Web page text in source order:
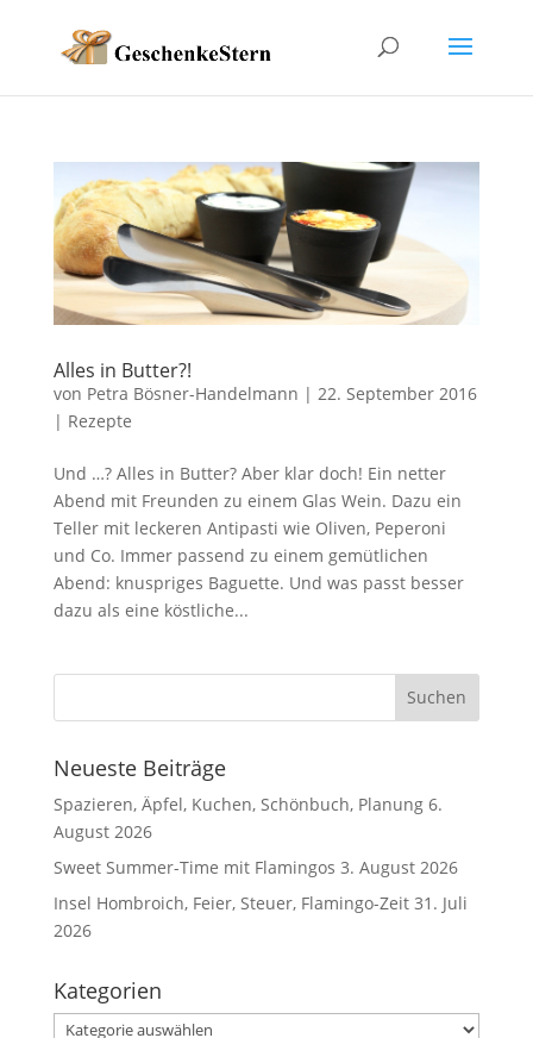
Alles in Butter?!
von Petra Bösner-Handelmann | 22. September 2016
| Rezepte
Und …? Alles in Butter? Aber klar doch! Ein netter
Abend mit Freunden zu einem Glas Wein. Dazu ein
Teller mit leckeren Antipasti wie Oliven, Peperoni
und Co. Immer passend zu einem gemütlichen
Abend: knuspriges Baguette. Und was passt besser
dazu als eine köstliche...
Neueste Beiträge
Spazieren, Äpfel, Kuchen, Schönbuch, Planung 6.
August 2026
Sweet Summer-Time mit Flamingos 3. August 2026
Insel Hombroich, Feier, Steuer, Flamingo-Zeit 31. Juli
2026
Kategorien
Kategorien